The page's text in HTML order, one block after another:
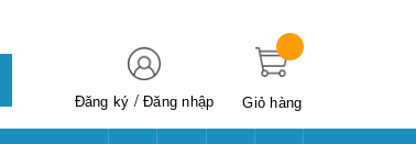
Đăng ký /Đăng nhập Giỏ hàng